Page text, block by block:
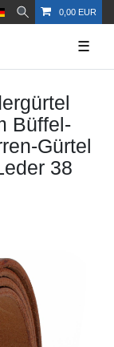
0,00 EUR
☰
Büffel-
Gürtel
38